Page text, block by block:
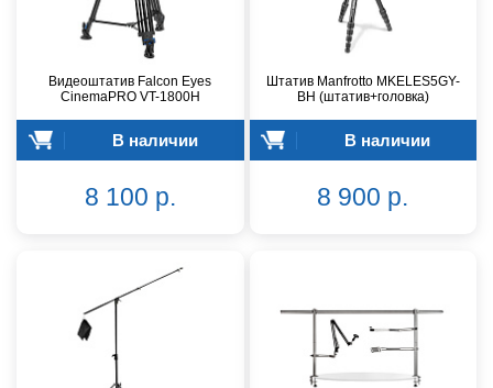
Видеоштатив Falcon Eyes
CinemaPRO VT-1800H
В наличии
8 100 р.
Штатив Manfrotto MKELES5GY-
BH (штатив+головка)
В наличии
8 900 р.